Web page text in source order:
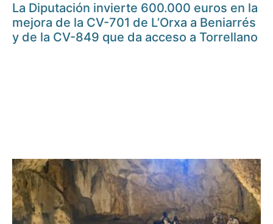
La Diputación invierte 600.000 euros en la
mejora de la CV-701 de L’Orxa a Beniarrés
y de la CV-849 que da acceso a Torrellano